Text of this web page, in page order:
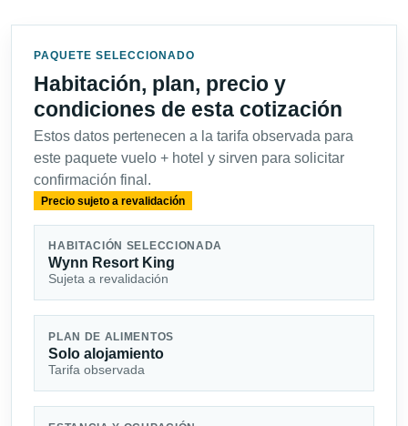
PAQUETE SELECCIONADO
Habitación, plan, precio y
condiciones de esta cotización
Estos datos pertenecen a la tarifa observada para
este paquete vuelo + hotel y sirven para solicitar
confirmación final.
Precio sujeto a revalidación
HABITACIÓN SELECCIONADA
Wynn Resort King
Sujeta a revalidación
PLAN DE ALIMENTOS
Solo alojamiento
Tarifa observada